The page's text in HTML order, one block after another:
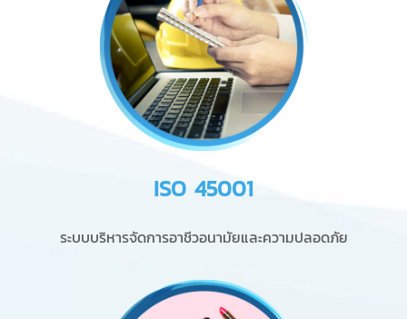
ISO 45001
ระบบบริหารจัดการอาชีวอนามัยและความปลอดภัย